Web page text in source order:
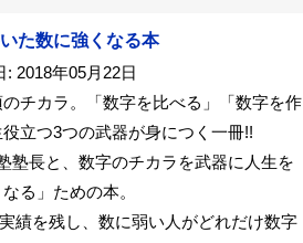
た数に強くなる本
: 2018年05月22日
チカラ。「数字を比べる」「数字を作
立つ3つの武器が身につく一冊!!
長と、数字のチカラを武器に人生を
る」ための本。
績を残し、数に弱い人がどれだけ数字